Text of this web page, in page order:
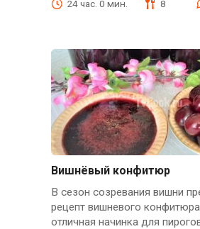
24 час. 0 мин. 8
Вишнёвый конфитюр
В сезон созревания вишни
рецепт вишневого
отличная начинка для